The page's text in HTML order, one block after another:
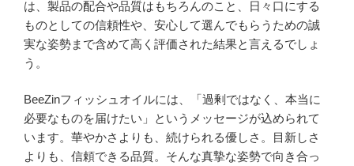
は、製品の配合や品質はもちろんのこと、日々口にする
ものとしての信頼性や、安心して選んでもらうための誠
実な姿勢まで含めて高く評価された結果と言えるでしょ
う。
BeeZinフィッシュオイルには、「過剰ではなく、本当に
必要なものを届けたい」というメッセージが込められて
います。華やかさよりも、続けられる優しさ。目新しさ
よりも、信頼できる品質。そんな真摯な姿勢で向き合っ